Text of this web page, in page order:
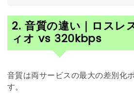
2. 音質の違い｜ロスレ
ィオ vs 320kbps
音質は両サービスの最大の差別化
す。